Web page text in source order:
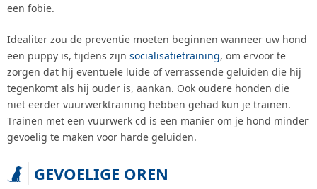
een fobie.
Idealiter zou de preventie moeten beginnen wanneer uw hond
een puppy is, tijdens zijn socialisatietraining, om ervoor te
zorgen dat hij eventuele luide of verrassende geluiden die hij
tegenkomt als hij ouder is, aankan. Ook oudere honden die
niet eerder vuurwerktraining hebben gehad kun je trainen.
Trainen met een vuurwerk cd is een manier om je hond minder
gevoelig te maken voor harde geluiden.
GEVOELIGE OREN